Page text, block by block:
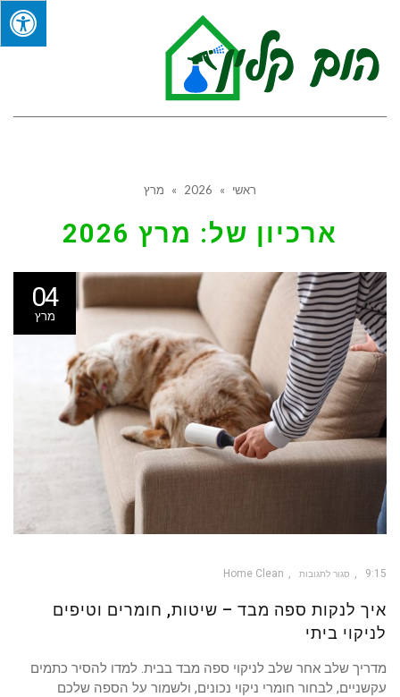
ראשי »
2026
» מרץ
ארכיון של: מרץ 2026
04
מרץ
9:15 סגור לתגובות
לנקות
ספה
Home Clean
איך לנקות ספה מבד – שיטות, חומרים וטיפים
לניקוי ביתי
מדריך שלב אחר שלב לניקוי ספה מבד בבית. למדו להסיר כתמים
עקשניים, לבחור חומרי ניקוי נכונים, ולשמור על הספה שלכם